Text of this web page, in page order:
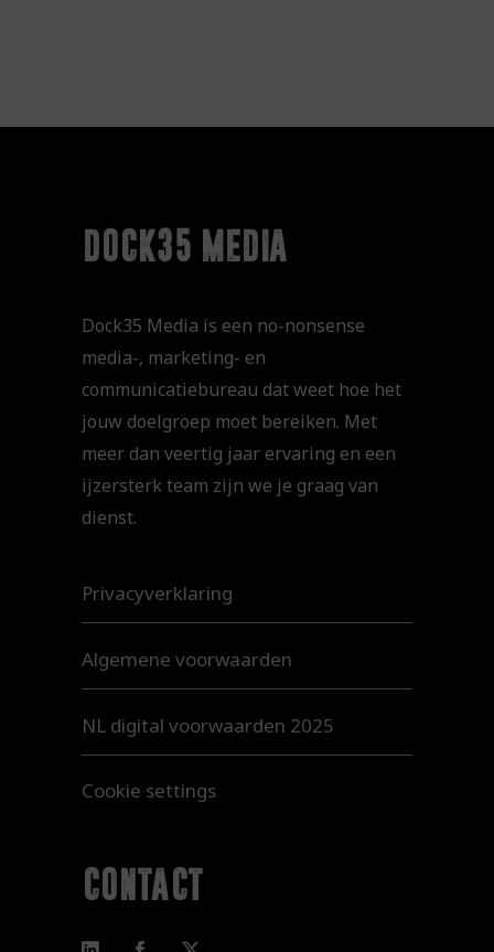
dock35 media
Dock35 Media is een no-nonsense
media-, marketing- en
communicatiebureau dat weet hoe het
jouw doelgroep moet bereiken. Met
meer dan veertig jaar ervaring en een
ijzersterk team zijn we je graag van
dienst.
Privacyverklaring
Algemene voorwaarden
NL digital voorwaarden 2025
Cookie settings
contact